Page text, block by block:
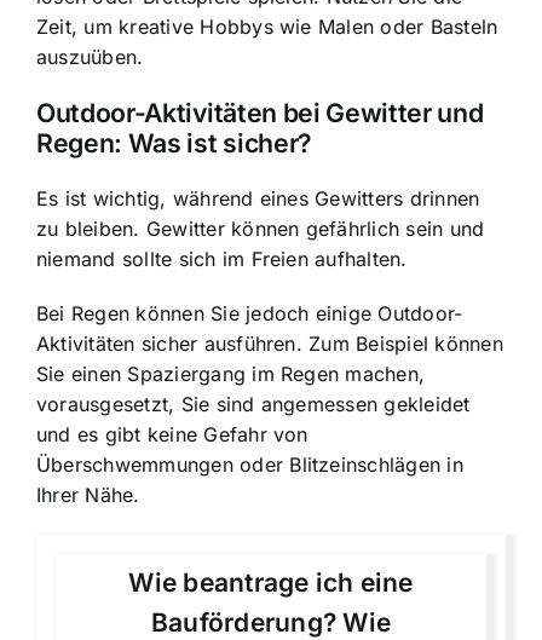
Zeit, um kreative Hobbys wie Malen oder Basteln
auszuüben.
Outdoor-Aktivitäten bei Gewitter und
Regen: Was ist sicher?
Es ist wichtig, während eines Gewitters drinnen
zu bleiben. Gewitter können gefährlich sein und
niemand sollte sich im Freien aufhalten.
Bei Regen können Sie jedoch einige Outdoor-
Aktivitäten sicher ausführen. Zum Beispiel können
Sie einen Spaziergang im Regen machen,
vorausgesetzt, Sie sind angemessen gekleidet
und es gibt keine Gefahr von
Überschwemmungen oder Blitzeinschlägen in
Ihrer Nähe.
Wie beantrage ich eine
Bauförderung? Wie